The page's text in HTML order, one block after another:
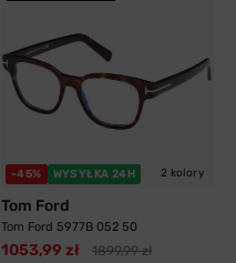
-45% WYSYŁKA 24H 2 kolory
Tom Ford
Tom Ford 5977B 052 50
1053,99 zł 1899,99 zł